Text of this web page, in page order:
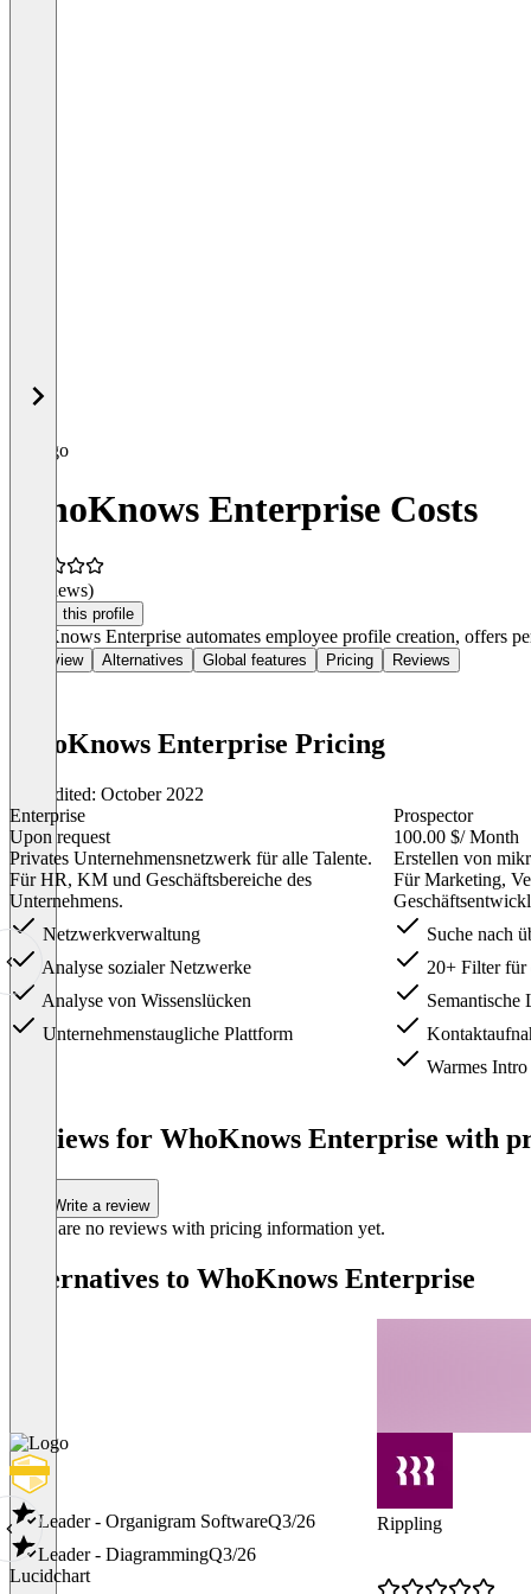
WhoKnows Enterprise Costs
(0 reviews)
Claim this profile
WhoKnows Enterprise automates employee profile creation, offers
Overview Alternatives Global features Pricing Reviews
WhoKnows Enterprise Pricing
Last edited: October 2022
Enterprise
Upon request
Privates Unternehmensnetzwerk für alle Talente.
Für HR, KM und Geschäftsbereiche des
Unternehmens.
Netzwerkverwaltung
Analyse sozialer Netzwerke
Analyse von Wissenslücken
Unternehmenstaugliche Plattform
Prospector
100.00 $/ Month
Erstellen von
Für Marketing,
Suche nach
20+ Filter für
Semantische
Warmes
Reviews for WhoKnows Enterprise with
Write a review
There are no reviews with pricing information yet.
Alternatives to WhoKnows Enterprise
Leader - Organigram SoftwareQ3/26
Leader - DiagrammingQ3/26
Lucidchart
Rippling